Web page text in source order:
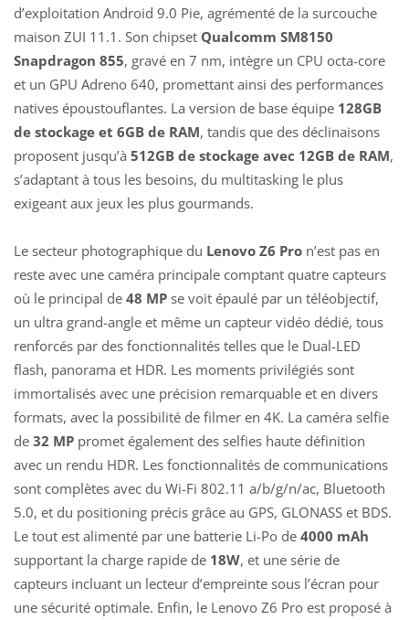
d’exploitation Android 9.0 Pie, agrémenté de la surcouche
maison ZUI 11.1. Son chipset Qualcomm SM8150
Snapdragon 855, gravé en 7 nm, intègre un CPU octa-core
et un GPU Adreno 640, promettant ainsi des performances
natives époustouflantes. La version de base équipe 128GB
de stockage et 6GB de RAM, tandis que des déclinaisons
proposent jusqu’à 512GB de stockage avec 12GB de RAM,
s’adaptant à tous les besoins, du multitasking le plus
exigeant aux jeux les plus gourmands.
Le secteur photographique du Lenovo Z6 Pro n’est pas en
reste avec une caméra principale comptant quatre capteurs
où le principal de 48 MP se voit épaulé par un téléobjectif,
un ultra grand-angle et même un capteur vidéo dédié, tous
renforcés par des fonctionnalités telles que le Dual-LED
flash, panorama et HDR. Les moments privilégiés sont
immortalisés avec une précision remarquable et en divers
formats, avec la possibilité de filmer en 4K. La caméra selfie
de 32 MP promet également des selfies haute définition
avec un rendu HDR. Les fonctionnalités de communications
sont complètes avec du Wi-Fi 802.11 a/b/g/n/ac, Bluetooth
5.0, et du positioning précis grâce au GPS, GLONASS et BDS.
Le tout est alimenté par une batterie Li-Po de 4000 mAh
supportant la charge rapide de 18W, et une série de
capteurs incluant un lecteur d’empreinte sous l’écran pour
une sécurité optimale. Enfin, le Lenovo Z6 Pro est proposé à